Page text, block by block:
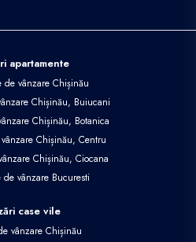
apartamente
de vânzare Chișinău
Chișinău, Buiucani
Chișinău, Botanica
Chișinău, Centru
Chișinău, Ciocana
de vânzare Bucuresti
case vile
vânzare Chișinău